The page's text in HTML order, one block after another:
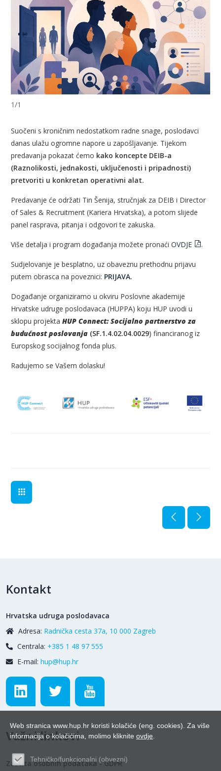
1/1
Suočeni s kroničnim nedostatkom radne snage, poslodavci
danas ulažu ogromne napore u zapošljavanje. Tijekom
predavanja pokazat ćemo kako koncepte DEIB-a
(Raznolikosti, jednakosti, uključenosti i pripadnosti)
pretvoriti u konkretan operativni alat.
Predavanje će održati Tin Šenija, stručnjak za DEIB i Director
of Sales & Recruitment (Kariera Hrvatska), a potom slijede
panel rasprava, pitanja i odgovori te zakuska.
Više detalja i program događanja možete pronaći OVDJE .
Sudjelovanje je besplatno, uz obaveznu prethodnu prijavu
putem obrasca na poveznici: PRIJAVA.
Događanje organiziramo u okviru Poslovne akademije
Hrvatske udruge poslodavaca (HUPPA) koju HUP uvodi u
sklopu projekta HUP Connect: Socijalno partnerstvo za
budućnost poslovanja (SF.1.4.02.04.0029) financiranog iz
Europskog socijalnog fonda plus.
Radujemo se Vašem dolasku!
Kontakt
Hrvatska udruga poslodavaca
Adresa: Radnička cesta 37a, 10 000 Zagreb
Centrala: +385 1 48 97 555
E-mail: hup@hup.hr
Važni linkovi
Zaštita osobnih podataka - GDPR
Web stranica www.hup.hr koristi kolačiće (eng. cookies). Za više
informacija o kolačićima, molimo kliknite ovdje
Tehničko/funkcionalni (obvezni)